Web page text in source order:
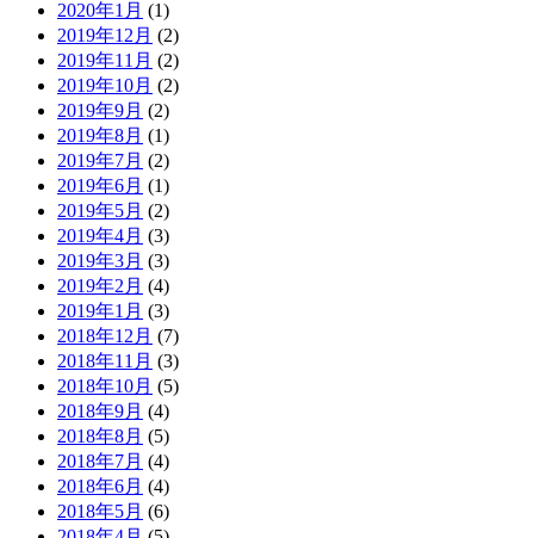
2020年1月 (1)
2019年12月 (2)
2019年11月 (2)
2019年10月 (2)
2019年9月 (2)
2019年8月 (1)
2019年7月 (2)
2019年6月 (1)
2019年5月 (2)
2019年4月 (3)
2019年3月 (3)
2019年2月 (4)
2019年1月 (3)
2018年12月 (7)
2018年11月 (3)
2018年10月 (5)
2018年9月 (4)
2018年8月 (5)
2018年7月 (4)
2018年6月 (4)
2018年5月 (6)